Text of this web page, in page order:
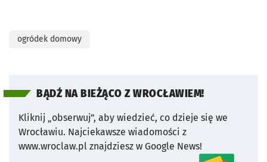
ogródek domowy
BĄDŹ NA BIEŻĄCO Z WROCŁAWIEM!
Kliknij „obserwuj”, aby wiedzieć, co dzieje się we
Wrocławiu. Najciekawsze wiadomości z
www.wroclaw.pl znajdziesz w Google News!